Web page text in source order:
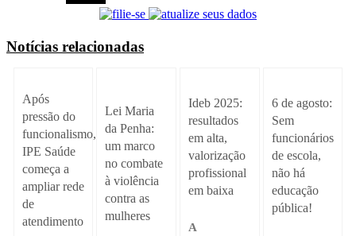
Notícias relacionadas
Após
pressão do
funcionalismo,
IPE Saúde
começa a
ampliar rede
de
atendimento
Lei Maria
da Penha:
um marco
no combate
à violência
contra as
mulheres
Ideb 2025:
resultados
em alta,
valorização
profissional
em baixa
A
6 de agosto:
Sem
funcionários
de escola,
não há
educação
pública!